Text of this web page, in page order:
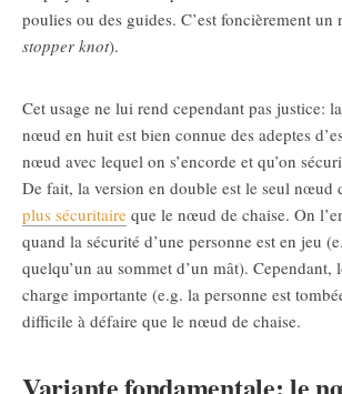
poulies ou des guides. C’est foncièrement un
stopper knot).
Cet usage ne lui rend cependant pas justice:
nœud en huit est bien connue des adeptes
nœud avec lequel on s’encorde et qu’on
De fait, la version en double est le seul nœud
plus sécuritaire que le nœud de chaise. On
quand la sécurité d’une personne est en jeu
quelqu’un au sommet d’un mât). Cependant,
charge importante (e.g. la personne est
difficile à défaire que le nœud de chaise.